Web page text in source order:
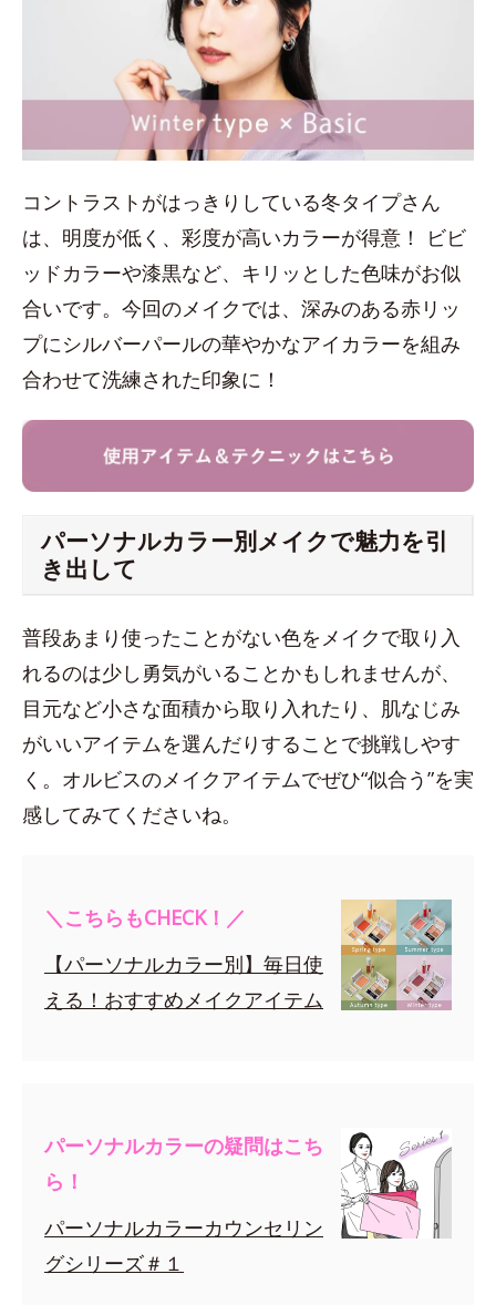
コントラストがはっきりしている冬タイプさん
は、明度が低く、彩度が高いカラーが得意！ ビビ
ッドカラーや漆黒など、キリッとした色味がお似
合いです。今回のメイクでは、深みのある赤リッ
プにシルバーパールの華やかなアイカラーを組み
合わせて洗練された印象に！
パーソナルカラー別メイクで魅力を引
き出して
普段あまり使ったことがない色をメイクで取り入
れるのは少し勇気がいることかもしれませんが、
目元など小さな面積から取り入れたり、肌なじみ
がいいアイテムを選んだりすることで挑戦しやす
く。オルビスのメイクアイテムでぜひ“似合う”を実
感してみてくださいね。
＼こちらもCHECK！／
【パーソナルカラー別】毎日使
える！おすすめメイクアイテム
パーソナルカラーの疑問はこち
ら！
パーソナルカラーカウンセリン
グシリーズ＃１